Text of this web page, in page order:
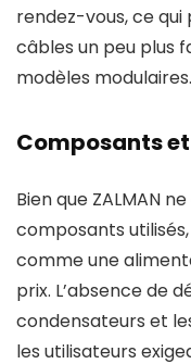
rendez-vous, ce
câbles un peu plus
modèles modulaires.
Composants
Bien que ZALMAN
composants
comme une
prix. L’absence de
condensateurs et
les utilisateurs